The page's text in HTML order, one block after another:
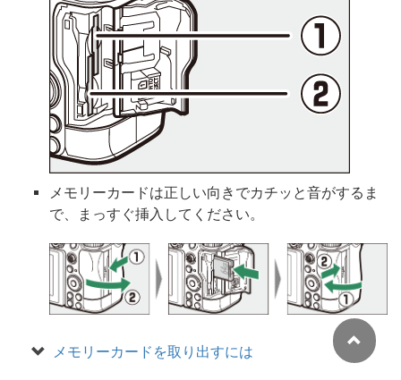
メモリーカードは正しい向きでカチッと音がするま
で、まっすぐ挿入してください。
メモリーカードを取り出すには